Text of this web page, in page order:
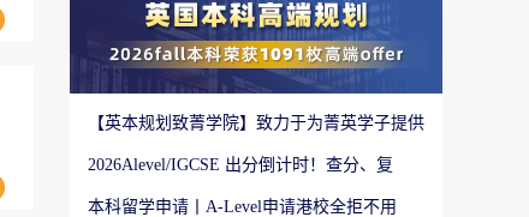
【英本规划致菁学院】致力于为菁英学子提供
2026Alevel/IGCSE 出分倒计时！查分、复
本科留学申请丨A-Level申请港校全拒不用